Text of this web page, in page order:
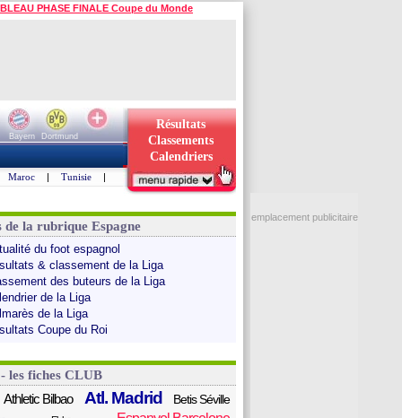
PHASE FINALE Coupe du Monde
Bayern
Dortmund
Résultats
Classements
Calendriers
Maroc | Tunisie |
de la rubrique Espagne
du foot espagnol
& classement de la Liga
des buteurs de la Liga
de la Liga
de la Liga
Coupe du Roi
les fiches CLUB
Athletic Bilbao Atl. Madrid Betis Séville
emplacement publicitaire